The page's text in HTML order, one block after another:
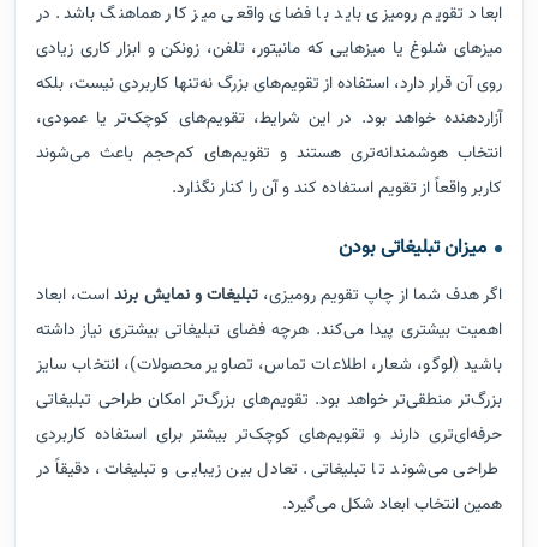
ابعاد تقویم رومیزی باید با فضای واقعی میز کار هماهنگ باشد. در
میزهای شلوغ یا میزهایی که مانیتور، تلفن، زونکن و ابزار کاری زیادی
روی آن قرار دارد، استفاده از تقویم‌های بزرگ نه‌تنها کاربردی نیست، بلکه
آزاردهنده خواهد بود. در این شرایط، تقویم‌های کوچک‌تر یا عمودی،
انتخاب هوشمندانه‌تری هستند و تقویم‌های کم‌حجم باعث می‌شوند
کاربر واقعاً از تقویم استفاده کند و آن را کنار نگذارد.
میزان تبلیغاتی بودن
اگر هدف شما از چاپ تقویم رومیزی،تبلیغات و نمایش برنداست، ابعاد
اهمیت بیشتری پیدا می‌کند. هرچه فضای تبلیغاتی بیشتری نیاز داشته
باشید (لوگو، شعار، اطلاعات تماس، تصاویر محصولات)، انتخاب سایز
بزرگ‌تر منطقی‌تر خواهد بود. تقویم‌های بزرگ‌تر امکان طراحی تبلیغاتی
حرفه‌ای‌تری دارند و تقویم‌های کوچک‌تر بیشتر برای استفاده کاربردی
طراحی می‌شوند تا تبلیغاتی. تعادل بین زیبایی و تبلیغات، دقیقاً در
همین انتخاب ابعاد شکل می‌گیرد.